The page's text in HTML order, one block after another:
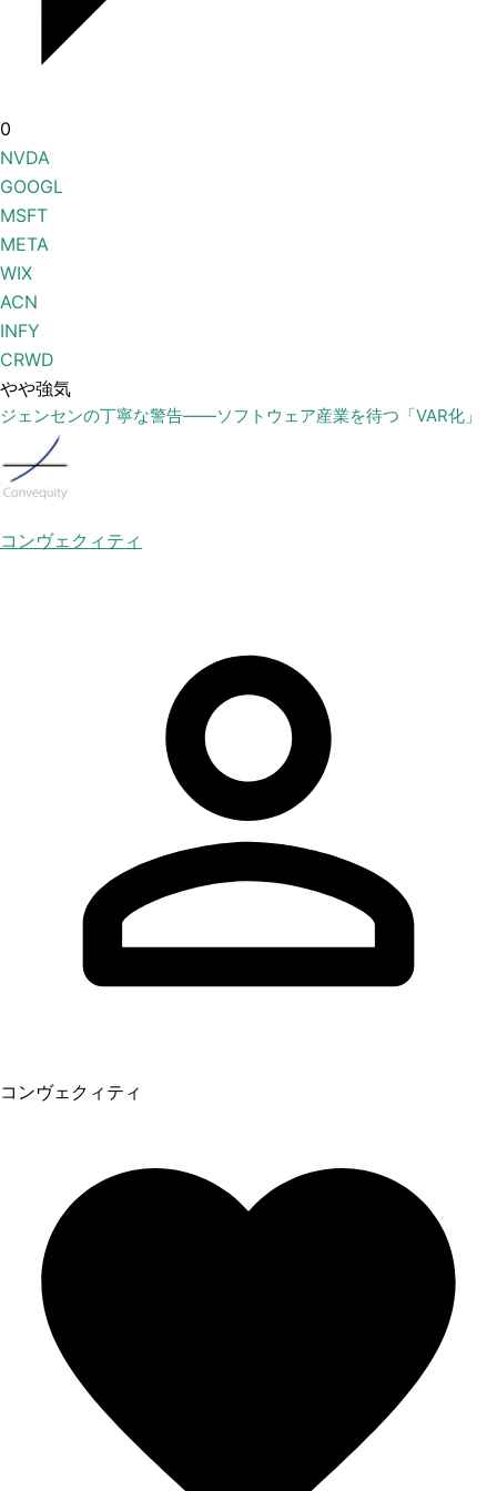
0
NVDA
GOOGL
MSFT
META
WIX
ACN
INFY
CRWD
やや強気
ジェンセンの丁寧な警告——ソフトウェア産業を待つ「VAR化」
コンヴェクィティ
コンヴェクィティ